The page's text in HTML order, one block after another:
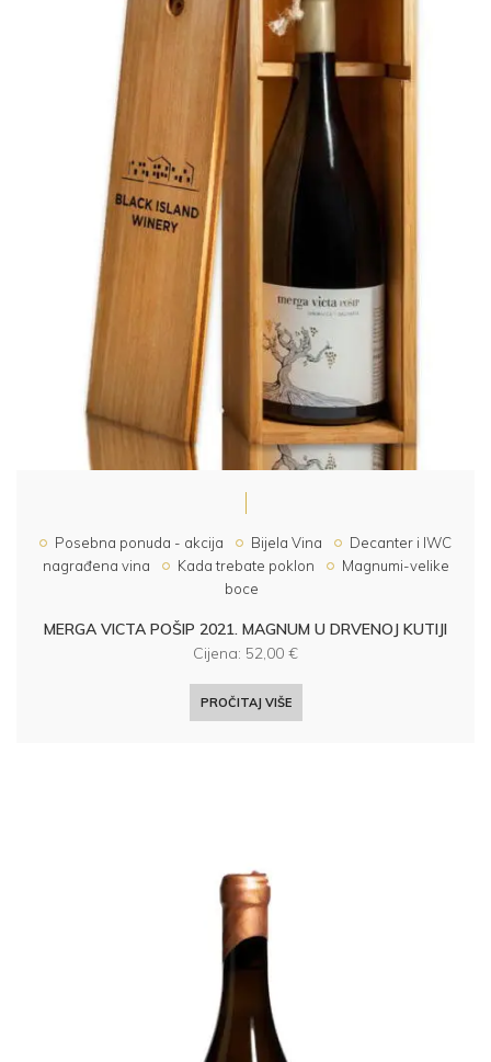
Posebna ponuda - akcija Bijela Vina
Decanter i IWC
nagrađena vina
Kada trebate poklon
Magnumi-velike
boce
MERGA VICTA POŠIP 2021. MAGNUM U DRVENOJ KUTIJI
Cijena: 52,00 €
PROČITAJ VIŠE